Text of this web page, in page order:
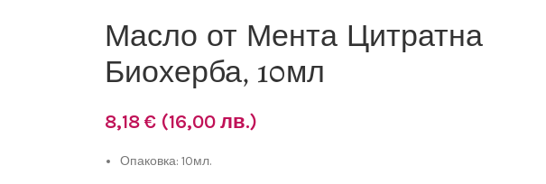
Масло от Мента Цитратна
Биохерба, 10мл
8,18 € (16,00 лв.)
Опаковка: 10мл.